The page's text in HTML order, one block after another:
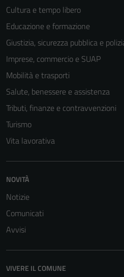
Cultura e tempo libero
Educazione e formazione
Giustizia, sicurezza pubblica e
Imprese, commercio e SUAP
Mobilità e trasporti
Salute, benessere e assistenza
Tributi, finanze e contravvenzioni
Turismo
Vita lavorativa
NOVITÀ
Notizie
Comunicati
Avvisi
VIVERE IL COMUNE